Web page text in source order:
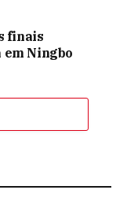
finais
em Ningbo